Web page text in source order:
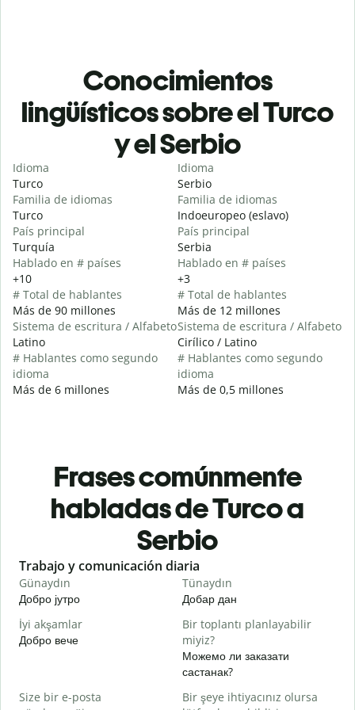
Conocimientos
lingüísticos sobre el Turco
y el Serbio
Idioma
Turco
Familia de idiomas
Turco
País principal
Turquía
Hablado en # países
+10
# Total de hablantes
Más de 90 millones
Sistema de escritura / Alfabeto
Latino
# Hablantes como segundo
idioma
Más de 6 millones
Idioma
Serbio
Familia de idiomas
Indoeuropeo (eslavo)
País principal
Serbia
Hablado en # países
+3
# Total de hablantes
Más de 12 millones
Sistema de escritura / Alfabeto
Cirílico / Latino
# Hablantes como segundo
idioma
Más de 0,5 millones
Frases comúnmente
habladas de Turco a
Serbio
Slide 1 of 6
Trabajo y comunicación diaria
Günaydın
Добро јутро
Tünaydın
Добар дан
İyi akşamlar
Добро вече
Bir toplantı planlayabilir
miyiz?
Можемо ли заказати
састанак?
Size bir e-posta
Bir şeye ihtiyacınız olursa